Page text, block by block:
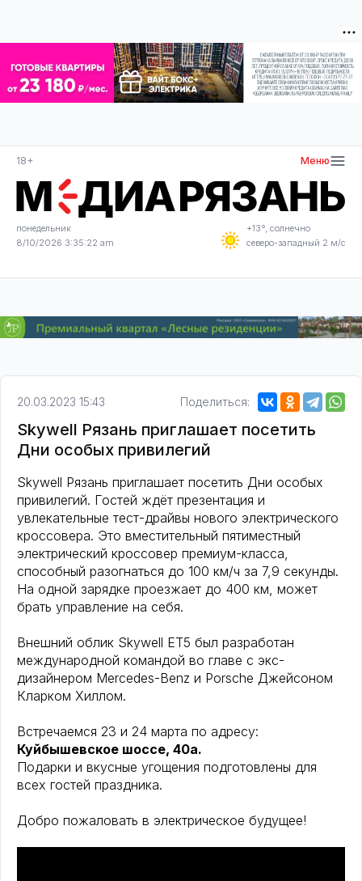
18+ Меню
понедельник
8/10/2026 3:35:23 am
+13°, солнечно
северо-западный 2 м/с
20.03.2023 15:43 Поделиться:
Skywell Рязань приглашает посетить
Дни особых привилегий
Skywell Рязань приглашает посетить Дни особых
привилегий. Гостей ждёт презентация и
увлекательные тест-драйвы нового электрического
кроссовера. Это вместительный пятиместный
электрический кроссовер премиум-класса,
способный разогнаться до 100 км/ч за 7,9 секунды.
На одной зарядке проезжает до 400 км, может
брать управление на себя.
Внешний облик Skywell ET5 был разработан
международной командой во главе с экс-
дизайнером Mercedes-Benz и Porsche Джейсоном
Кларком Хиллом.
Встречаемся 23 и 24 марта по адресу:
Куйбышевское шоссе, 40а.
Подарки и вкусные угощения подготовлены для
всех гостей праздника.
Добро пожаловать в электрическое будущее!